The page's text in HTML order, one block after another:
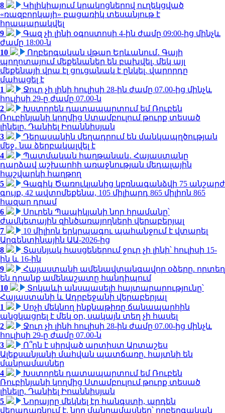
8
Կիլիկիայում կրակոցներով ուղեկցված
«ռազբորկայի» բացառիկ տեսանյութ է
հրապարակվել
9
Գազ չի լինի օգոստոսի 4-ին ժամը 09:00-ից մինչև
ժամը 18:00-ն
10
Ողբերգական վթար Երևանում․ Գայի
պողոտայում մեքենաներ են բախվել, մեկ այլ
մեքենայի վրա էլ ցուցանակ է ընկել. վարորդը
մահացել է
1
Ջուր չի լինի հուլիսի 28-ին ժամը 07.00-ից մինչև
հուլիսի 29-ը ժամը 07.00-ն
2
Խստորեն դատապարտում եմ Ռուբեն
Ռուբինյանի կողմից Ստամբուլում թուրք տեսած
լինելը. Դանիել Իոաննիսյան
3
Դերասանին մեղադրում են մանկապղծության
մեջ․ նա ձերբակալվել է
4
Պատմական հաղթանակ․ Հայաստանը
դարձավ աշխարհի առաջնության մեդալային
հաշվարկի հաղթող
5
Գագիկ Ծառուկյանից կբռնագանձվի 75 անշարժ
գույք, 42 ավտոմեքենա, 105 միլիարդ 865 միլիոն 865
հազար դրամ
6
Սուրեն Պապիկյանի նոր հրամանը՝
ժամկետային զինծառայողների վերաբերյալ
7
10 միլիոն երկրպագու պահանջում է վտարել
Արգենտինային ԱԱ-2026-ից
8
Տասնյակ հասցեներում ջուր չի լինի՝ հուլիսի 15-
ին և 16-ին
9
Հայաստանի ամենավտանգավոր օձերը. որտեղ
են դրանք ամենաշատը հանդիպում
10
Տոկաևի անսպասելի հայտարարությունը՝
Հայաստանի և Ադրբեջանի վերաբերյալ
1
Սոչի մեկնող ինքնաթիռը ճանապարհին
անցկացրել է մեկ օր, սակայն տեղ չի հասել
2
Ջուր չի լինի հուլիսի 28-ին ժամը 07.00-ից մինչև
հուլիսի 29-ը ժամը 07.00-ն
3
Ո՞րն է սիրված արտիստ Արտաշես
Ալեքսանյանի մահվան պատճառը. հայտնի են
մանրամասներ
4
Խստորեն դատապարտում եմ Ռուբեն
Ռուբինյանի կողմից Ստամբուլում թուրք տեսած
լինելը. Դանիել Իոաննիսյան
5
Նորայրը մեկնել էր հանգստի, արդեն
վերադառնում է. նոր մանրամասներ՝ ողբերգական